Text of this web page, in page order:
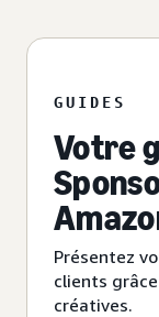
GUIDES
Votre
Présentez
clients
créatives.